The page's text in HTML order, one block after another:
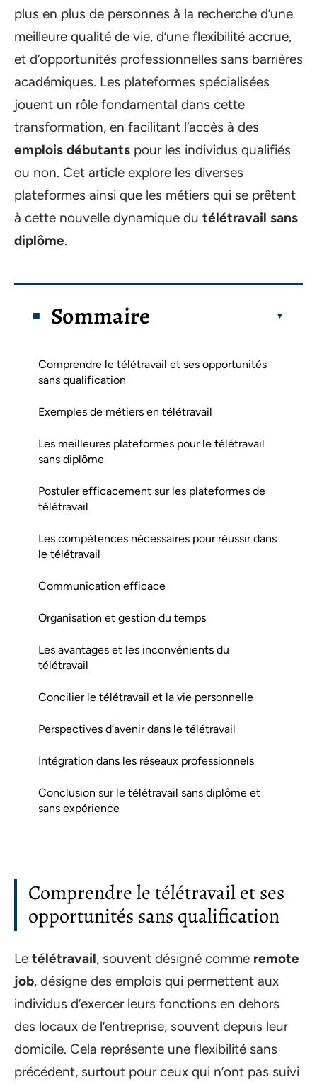
plus en plus de personnes à la recherche d’une
meilleure qualité de vie, d’une flexibilité accrue,
et d’opportunités professionnelles sans barrières
académiques. Les plateformes spécialisées
jouent un rôle fondamental dans cette
transformation, en facilitant l’accès à des
emplois débutants pour les individus qualifiés
ou non. Cet article explore les diverses
plateformes ainsi que les métiers qui se prêtent
à cette nouvelle dynamique du télétravail sans
diplôme.
Sommaire
Comprendre le télétravail et ses opportunités
sans qualification
Exemples de métiers en télétravail
Les meilleures plateformes pour le télétravail
sans diplôme
Postuler efficacement sur les plateformes de
télétravail
Les compétences nécessaires pour réussir dans
le télétravail
Communication efficace
Organisation et gestion du temps
Les avantages et les inconvénients du
télétravail
Concilier le télétravail et la vie personnelle
Perspectives d’avenir dans le télétravail
Intégration dans les réseaux professionnels
Conclusion sur le télétravail sans diplôme et
sans expérience
Comprendre le télétravail et ses
opportunités sans qualification
Le télétravail, souvent désigné comme remote
job, désigne des emplois qui permettent aux
individus d’exercer leurs fonctions en dehors
des locaux de l’entreprise, souvent depuis leur
domicile. Cela représente une flexibilité sans
précédent, surtout pour ceux qui n’ont pas suivi